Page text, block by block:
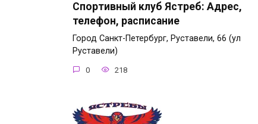
Спортивный клуб Ястреб: Адрес,
телефон, расписание
Город Санкт-Петербург, Руставели, 66 (ул
Руставели)
0 218